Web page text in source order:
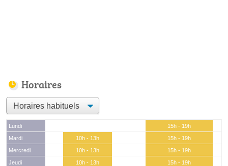
Horaires
Lundi
15h - 19h
Mardi
10h - 13h
15h - 19h
Mercredi
10h - 13h
15h - 19h
Jeudi
10h - 13h
15h - 19h